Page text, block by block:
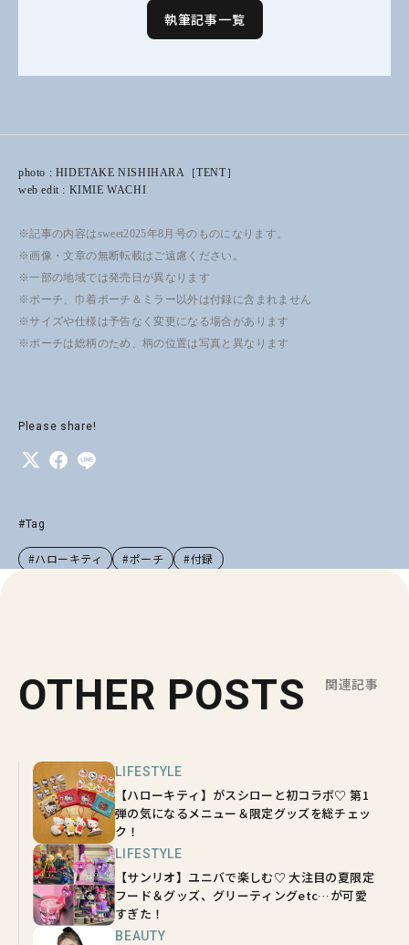
執筆記事一覧
photo : HIDETAKE NISHIHARA［TENT］
web edit : KIMIE WACHI
※記事の内容はsweet2025年8月号のものになります。
※画像・文章の無断転載はご遠慮ください。
※一部の地域では発売日が異なります
※ポーチ、巾着ポーチ＆ミラー以外は付録に含まれません
※サイズや仕様は予告なく変更になる場合があります
※ポーチは総柄のため、柄の位置は写真と異なります
Please share!
#Tag
#ハローキティ #ポーチ #付録
OTHER POSTS 関連記事
LIFESTYLE
【ハローキティ】がスシローと初コラボ♡ 第1
弾の気になるメニュー＆限定グッズを総チェッ
ク！
LIFESTYLE
【サンリオ】ユニバで楽しむ♡ 大注目の夏限定
フード＆グッズ、グリーティングetc…が可愛
すぎた！
BEAUTY